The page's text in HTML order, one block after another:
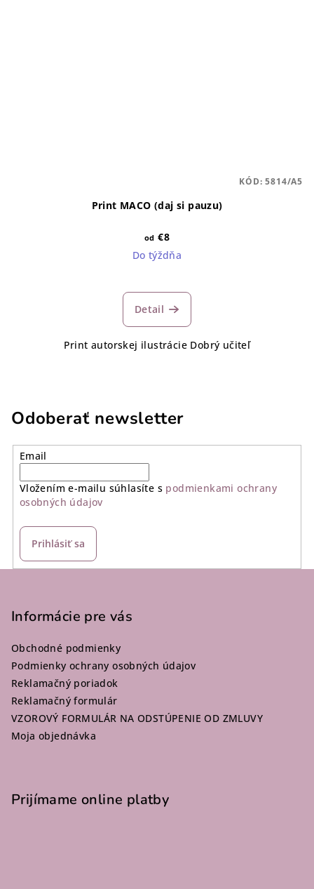
Print MACO (daj si pauzu)
od €8
Do týždňa
Detail
Print autorskej ilustrácie Dobrý učiteľ
KÓD:5814/A5
Odoberať newsletter
Email
Vložením e-mailu súhlasíte s podmienkami ochrany
osobných údajov
Prihlásiť sa
Informácie pre vás
Obchodné podmienky
Podmienky ochrany osobných údajov
Reklamačný poriadok
Reklamačný formulár
VZOROVÝ FORMULÁR NA ODSTÚPENIE OD ZMLUVY
Moja objednávka
Prijímame online platby